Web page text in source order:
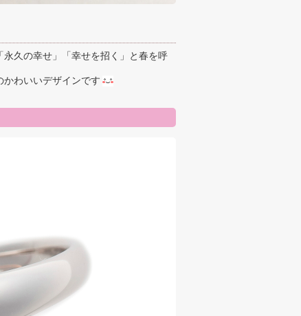
久の幸せ」「幸せを招く」と春を呼
かわいいデザインです